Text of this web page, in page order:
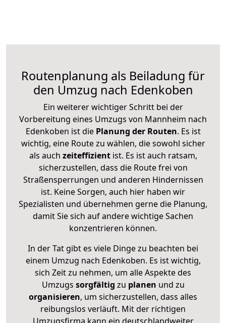
Routenplanung als Beiladung für
den Umzug nach Edenkoben
Ein weiterer wichtiger Schritt bei der
Vorbereitung eines Umzugs von Mannheim nach
Edenkoben ist diePlanung der Routen. Es ist
wichtig, eine Route zu wählen, die sowohl sicher
als auch zeiteffizientist. Es ist auch ratsam,
sicherzustellen, dass die Route frei von
Straßensperrungen und anderen Hindernissen
ist. Keine Sorgen, auch hier haben wir
Spezialisten und übernehmen gerne die Planung,
damit Sie sich auf andere wichtige Sachen
konzentrieren können.
In der Tat gibt es viele Dinge zu beachten bei
einem Umzug nach Edenkoben. Es ist wichtig,
sich Zeit zu nehmen, um alle Aspekte des
Umzugs sorgfältig zu planen und zu
organisieren, um sicherzustellen, dass alles
reibungslos verläuft. Mit der richtigen